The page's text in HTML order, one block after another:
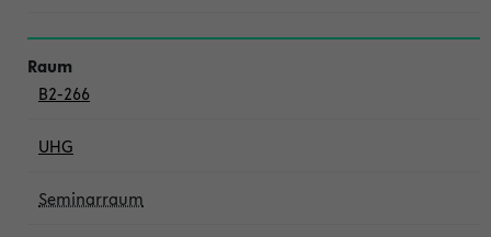
B2-266
UHG
Seminarraum